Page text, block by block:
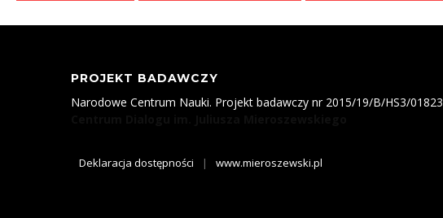
PROJEKT BADAWCZY
Narodowe Centrum Nauki. Projekt badawczy nr 2015/19/B/HS3/01823
Deklaracja dostępności | www.mieroszewski.pl